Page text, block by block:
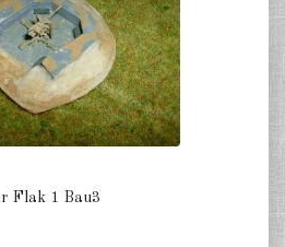
1:285
Flak 1 Bau3